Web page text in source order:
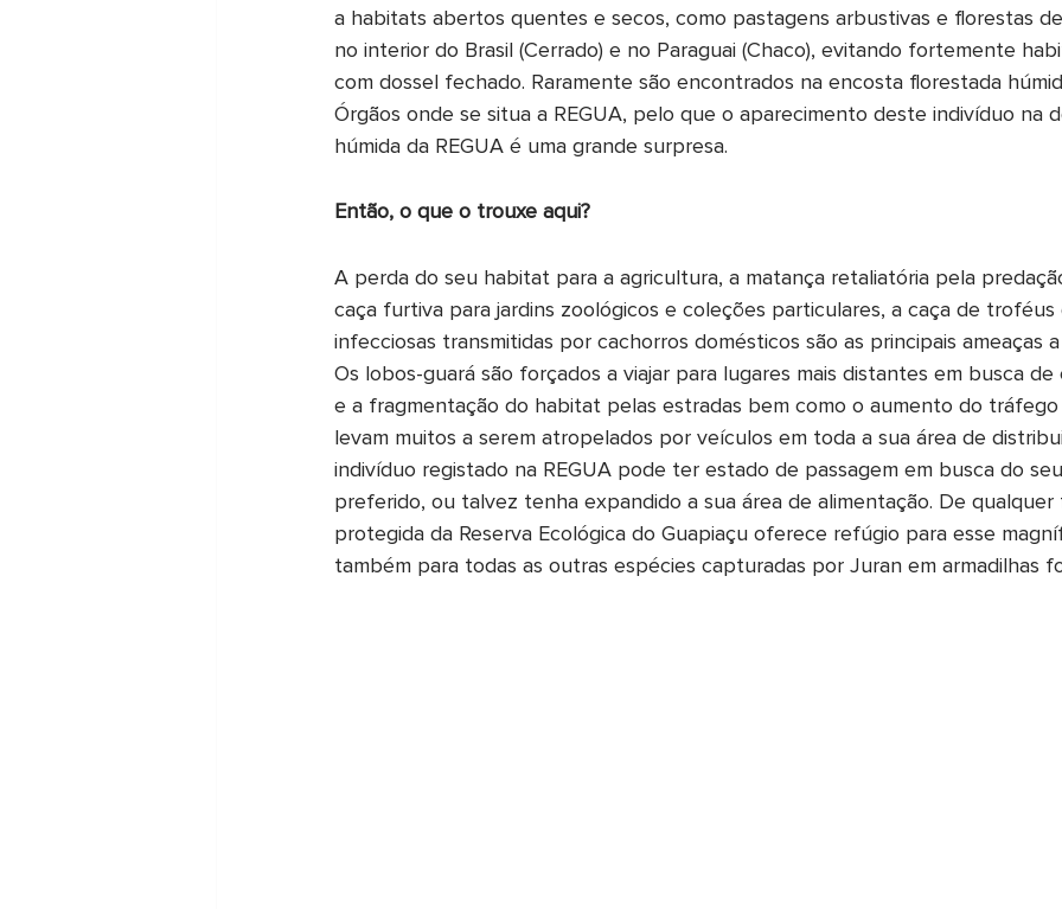
a habitats abertos quentes e secos, como pastagens arbustivas e florestas
no interior do Brasil (Cerrado) e no Paraguai (Chaco), evitando fortemente
com dossel fechado. Raramente são encontrados na encosta florestada
Órgãos onde se situa a REGUA, pelo que o aparecimento deste indivíduo na
húmida da REGUA é uma grande surpresa.
Então, o que o trouxe aqui?
A perda do seu habitat para a agricultura, a matança retaliatória pela
caça furtiva para jardins zoológicos e coleções particulares, a caça de troféus
infecciosas transmitidas por cachorros domésticos são as principais ameaças
Os lobos-guará são forçados a viajar para lugares mais distantes em busca de
e a fragmentação do habitat pelas estradas bem como o aumento do tráfego
levam muitos a serem atropelados por veículos em toda a sua área de
indivíduo registado na REGUA pode ter estado de passagem em busca do
preferido, ou talvez tenha expandido a sua área de alimentação. De qualquer
protegida da Reserva Ecológica do Guapiaçu oferece refúgio para esse
também para todas as outras espécies capturadas por Juran em armadilhas